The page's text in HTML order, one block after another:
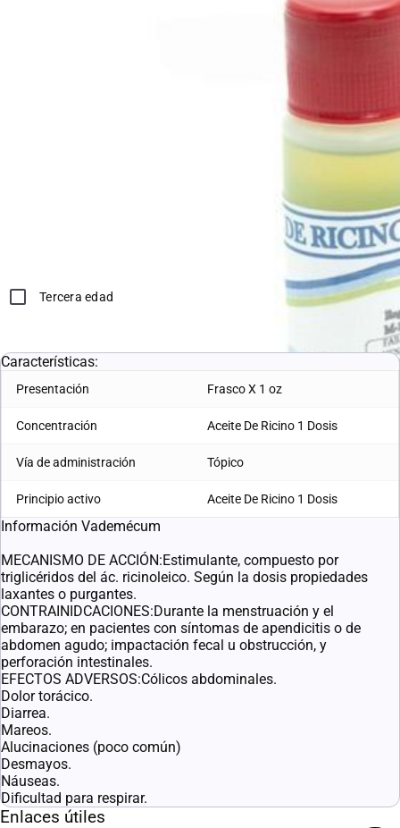
Adultos: 25 ml en una única toma.Administrar con precaución y
Tercera edad
L. 32.17
L. 31.53
Características:
Presentación Frasco X 1 oz
Concentración Aceite De Ricino 1 Dosis
Vía de administración Tópico
Principio activo Aceite De Ricino 1 Dosis
Información Vademécum
MECANISMO DE ACCIÓN:Estimulante, compuesto por
triglicéridos del ác. ricinoleico. Según la dosis propiedades
laxantes o purgantes.
CONTRAINIDCACIONES:Durante la menstruación y el
embarazo; en pacientes con síntomas de apendicitis o de
abdomen agudo; impactación fecal u obstrucción, y
perforación intestinales.
EFECTOS ADVERSOS:Cólicos abdominales.
Dolor torácico.
Diarrea.
Mareos.
Alucinaciones (poco común)
Desmayos.
Náuseas.
Dificultad para respirar.
Enlaces útiles